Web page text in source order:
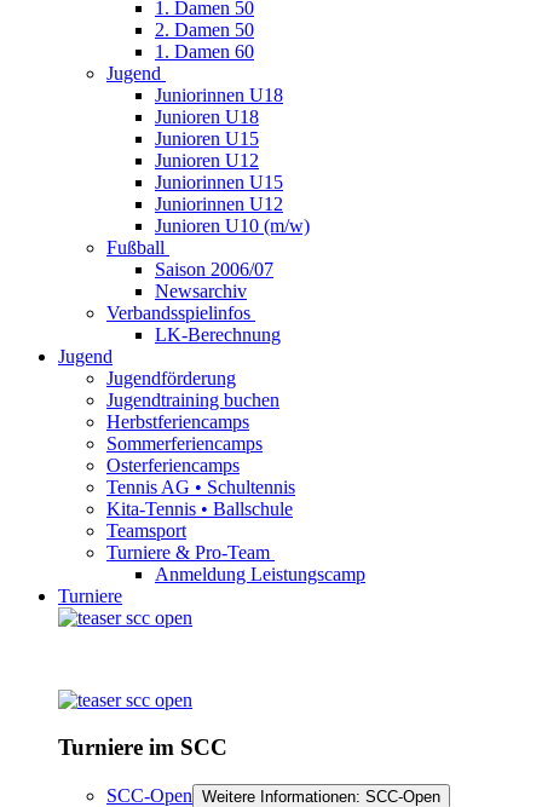
1. Damen 50
2. Damen 50
1. Damen 60
Jugend
Juniorinnen U18
Junioren U18
Junioren U15
Junioren U12
Juniorinnen U15
Juniorinnen U12
Junioren U10 (m/w)
Fußball
Saison 2006/07
Newsarchiv
Verbandsspielinfos
LK-Berechnung
Jugend
Jugendförderung
Jugendtraining buchen
Herbstferiencamps
Sommerferiencamps
Osterferiencamps
Tennis AG • Schultennis
Kita-Tennis • Ballschule
Teamsport
Turniere & Pro-Team
Anmeldung Leistungscamp
Turniere
Turniere im SCC
SCC-Open Weitere Informationen: SCC-Open